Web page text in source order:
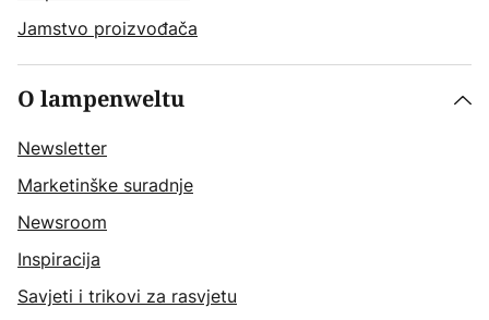
Jamstvo proizvođača
O lampenweltu
Newsletter
Marketinške suradnje
Newsroom
Inspiracija
Savjeti i trikovi za rasvjetu